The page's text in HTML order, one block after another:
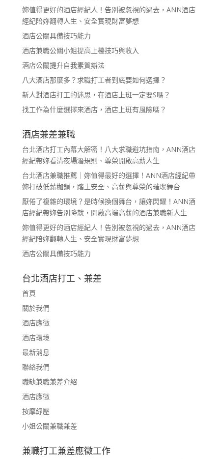
妳值得更好的酒店經紀人！告別被忽視的過去，ANN酒店
經紀陪妳翻轉人生、安全實現財富夢想
酒店公關具備技巧能力
酒店兼職公關小姐提高上檯技巧與收入
酒店公關提升自我素質辦法
八大酒店那麼多？求職打工者到底要如何選擇？
新人對酒店打工的迷思，在酒店上班一定要S嗎？
找工作為什麼選擇來酒店，酒店上班有風險嗎？
酒店兼差兼職
台北酒店打工內幕大解密！八大求職避坑指南，ANN酒店
經紀帶妳看清夜場潛規則、尊榮開啟高薪人生
台北酒店兼職推薦｜妳值得最好的選擇！ANN酒店經紀帶
妳打破低薪枷鎖，踏上安全、高薪與尊榮的璀璨舞台
厭倦了複雜的環境？是時候換個舞台，讓妳閃耀！ANN酒
店經紀帶妳告別降就，開啟高端高薪的酒店兼職新人生
妳值得更好的酒店經紀人！告別被忽視的過去，ANN酒店
經紀陪妳翻轉人生、安全實現財富夢想
酒店公關具備技巧能力
台北酒店打工、兼差
首頁
關於我們
酒店應徵
酒店環境
最新消息
聯絡我們
職缺兼職兼差介紹
酒店應徵
按摩紓壓
小姐公關兼職兼差
兼職打工兼差應徵工作